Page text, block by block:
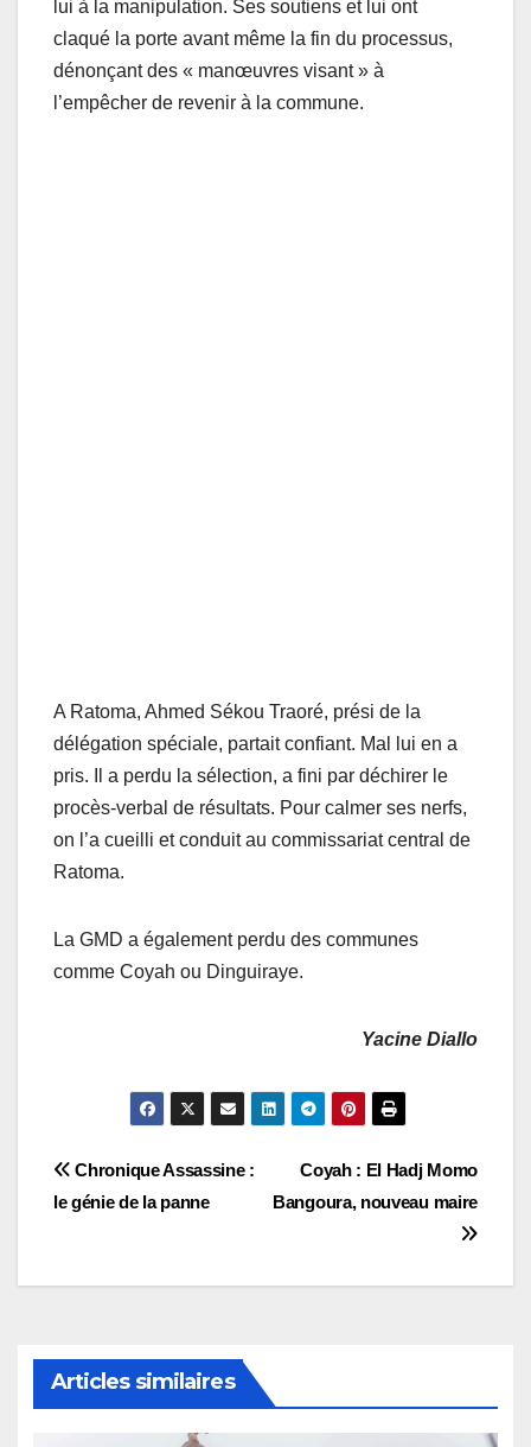
lui à la manipulation. Ses soutiens et lui ont
claqué la porte avant même la fin du processus,
dénonçant des « manœuvres visant » à
l’empêcher de revenir à la commune.
A Ratoma, Ahmed Sékou Traoré, prési de la
délégation spéciale, partait confiant. Mal lui en a
pris. Il a perdu la sélection, a fini par déchirer le
procès-verbal de résultats. Pour calmer ses nerfs,
on l’a cueilli et conduit au commissariat central de
Ratoma.
La GMD a également perdu des communes
comme Coyah ou Dinguiraye.
Yacine Diallo
Navigation
de
l’article
Coyah : El Hadj Momo
Bangoura, nouveau maire
Chronique Assassine :
le génie de la panne
Articles similaires